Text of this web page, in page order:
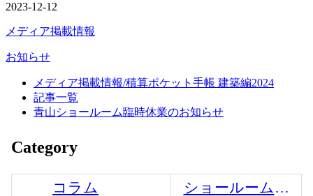
2023-12-12
メディア掲載情報
お知らせ
メディア掲載情報/積算ポケット手帳 建築編2024
記事一覧
青山ショールーム臨時休業のお知らせ
Category
コラム
ショールームからのお知らせ